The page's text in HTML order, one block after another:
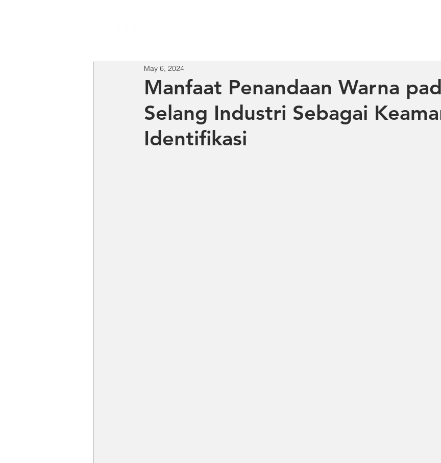
Manfaat Penandaan Warna
Selang Industri Sebagai
Identifikasi
May 6, 2024